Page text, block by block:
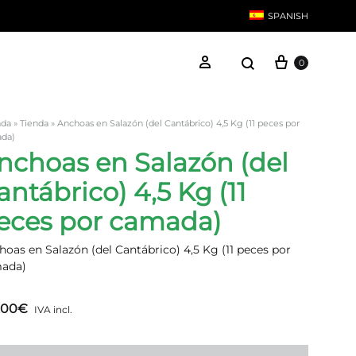
SPANISH
English
Iniciar sesión
Search
Anchoas
Bonito
Carrito
0
» Tienda» Anchoas en Salazón (del Cantábrico) 4,5 Kg (11 peces por
en Salazón (del
4,5 Kg (11
por camada)
en Salazón (del Cantábrico) 4,5 Kg (11 peces por
€ IVA incl.